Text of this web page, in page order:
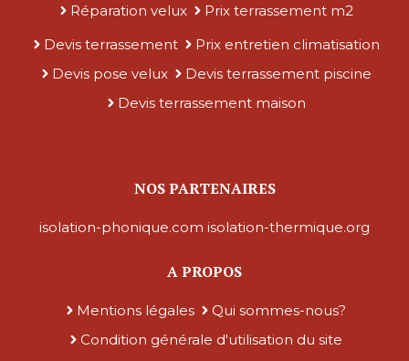
Réparation velux
Prix terrassement m2
Devis terrassement
Prix entretien climatisation
Devis pose velux
Devis terrassement piscine
Devis terrassement maison
NOS PARTENAIRES
isolation-phonique.com isolation-thermique.org
A PROPOS
Mentions légales
Qui sommes-nous?
Condition générale d'utilisation du site